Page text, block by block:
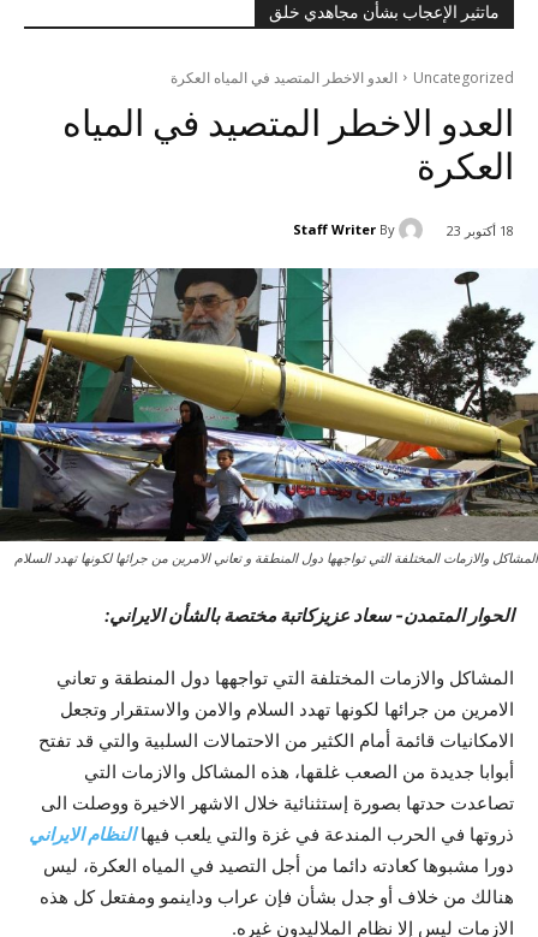
ماتثير الإعجاب بشأن مجاهدي خلق
Uncategorized العدو الاخطر المتصيد في المياه العکرة
العدو الاخطر المتصيد في المياه
العکرة
18 أكتوبر 23 By
Staff Writer
المشاکل والازمات المختلفة التي تواجهها دول المنطقة و تعاني الامرين من جرائها لکونها تهدد السلام
الحوار المتمدن- سعاد عزيزکاتبة مختصة بالشأن الايراني:
المشاکل والازمات المختلفة التي تواجهها دول المنطقة و تعاني
الامرين من جرائها لکونها تهدد السلام والامن والاستقرار وتجعل
الامکانيات قائمة أمام الکثير من الاحتمالات السلبية والتي قد تفتح
أبوابا جديدة من الصعب غلقها، هذه المشاکل والازمات التي
تصاعدت حدتها بصورة إستثنائية خلال الاشهر الاخيرة ووصلت الى
ذروتها في الحرب المندعة في غزة والتي يلعب فيهاالنظام الايراني
دورا مشبوها کعادته دائما من أجل التصيد في المياه العکرة، ليس
هنالك من خلاف أو جدل بشأن فإن عراب وداينمو ومفتعل کل هذه
الازمات ليس إلا نظام الملاليدون غيره.